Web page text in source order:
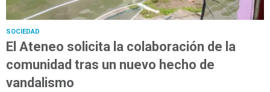
SOCIEDAD
El Ateneo solicita la colaboración de la
comunidad tras un nuevo hecho de
vandalismo